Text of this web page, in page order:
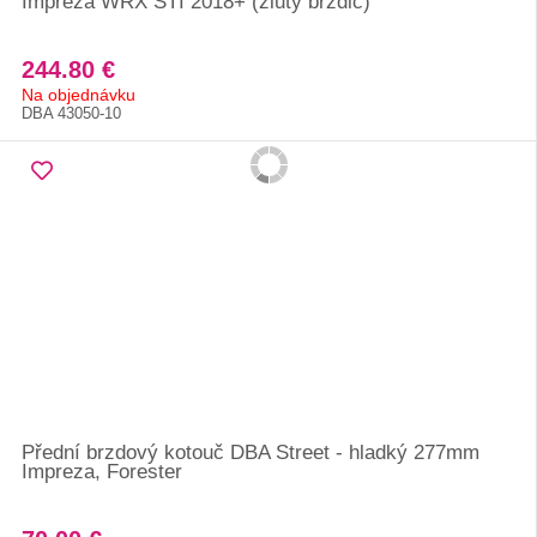
244.80 €
Na objednávku
DBA 43050-10
Přední brzdový kotouč DBA Street - hladký 277mm
Impreza, Forester